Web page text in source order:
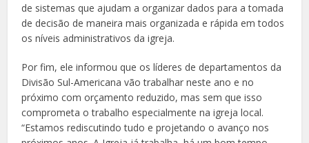
de sistemas que ajudam a organizar dados para a tomada
de decisão de maneira mais organizada e rápida em todos
os níveis administrativos da igreja.
Por fim, ele informou que os líderes de departamentos da
Divisão Sul-Americana vão trabalhar neste ano e no
próximo com orçamento reduzido, mas sem que isso
comprometa o trabalho especialmente na igreja local.
“Estamos rediscutindo tudo e projetando o avanço nos